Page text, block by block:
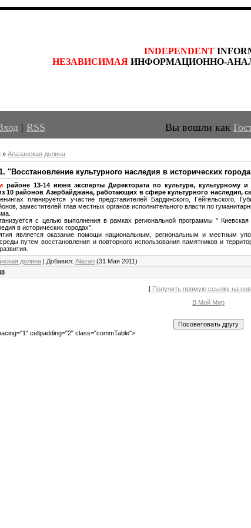
INDEPENDENT
НЕЗАВИСИМАЯ ИНФОРМАЦИОННО-
|RSS Вы вошли как
»Алазанская долина
"Восстановление культурного наследия в исторических
районе 13-14 июня эксперты Директората по культуре,
10 районов Азербайджана, работающих в сфере культурного наследия,
планируется участие представителей Бардинского, Гёйгёльского,
заместителей глав местных органов исполнительного власти по
с целью выполнения в рамках региональной программы "
в исторических городах".
является оказание помощи национальным, региональным и местным
путем восстановления и повторного использования памятников и
долина | Добавил:Alazan (31 Мая 2011)
[ Получить прямую ссылку на
В Мой Мир
cellpadding="2" class="commTable">